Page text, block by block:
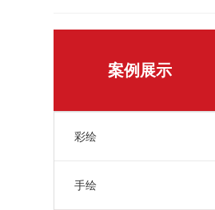
案例展示
彩绘
手绘